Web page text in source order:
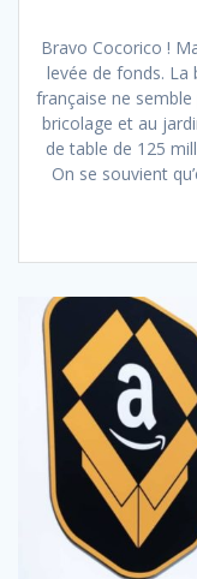
Bravo Cocorico !
levée de fonds. La
française ne semble
bricolage et au
de table de 125
On se souvient